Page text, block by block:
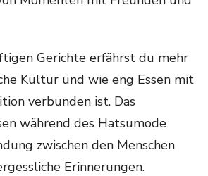
Gerichte erfährst du mehr
Kultur und wie eng Essen mit
verbunden ist. Das
während des Hatsumode
zwischen den Menschen
Erinnerungen.